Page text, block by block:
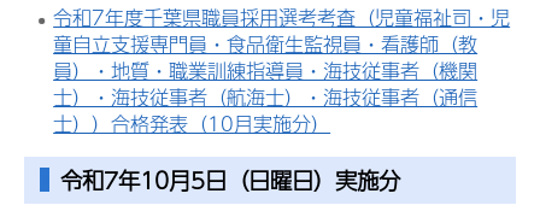
令和7年度千葉県職員採用選考考査（児童福祉司・児
童自立支援専門員・食品衛生監視員・看護師（教
員）・地質・職業訓練指導員・海技従事者（機関
士）・海技従事者（航海士）・海技従事者（通信
士））合格発表（10月実施分）
令和7年10月5日（日曜日）実施分